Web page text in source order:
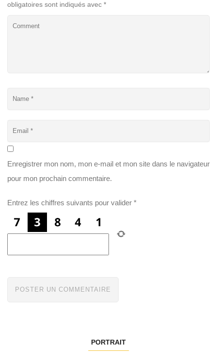
obligatoires sont indiqués avec *
Enregistrer mon nom, mon e-mail et mon site dans le navigateur
pour mon prochain commentaire.
Entrez les chiffres suivants pour valider *
PORTRAIT